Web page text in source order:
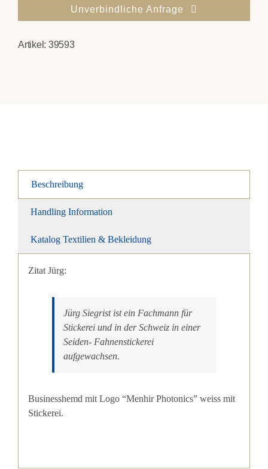
Unverbindliche Anfrage
Artikel: 39593
Beschreibung
Handling Information
Katalog Textilien & Bekleidung
Zitat Jürg:
Jürg Siegrist ist ein Fachmann für
Stickerei und in der Schweiz in einer
Seiden- Fahnenstickerei
aufgewachsen.
Businesshemd mit Logo “Menhir Photonics” weiss mit
Stickerei.